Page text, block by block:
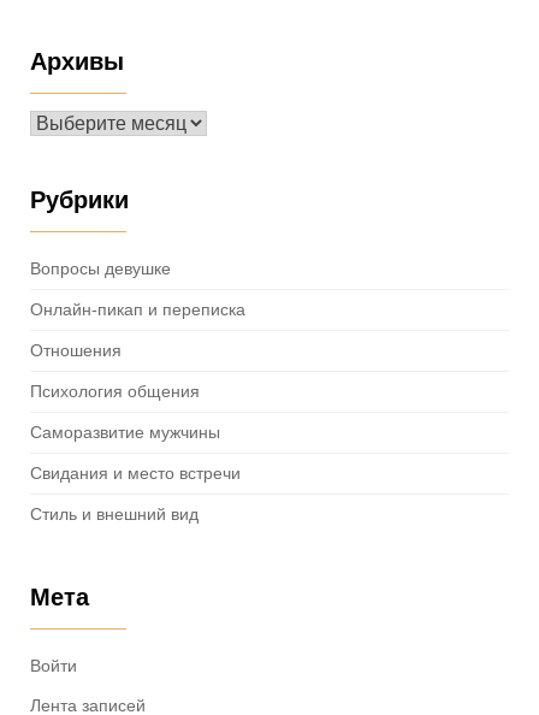
Архивы
Архивы
Рубрики
Вопросы девушке
Онлайн-пикап и переписка
Отношения
Психология общения
Саморазвитие мужчины
Свидания и место встречи
Стиль и внешний вид
Мета
Войти
Лента записей